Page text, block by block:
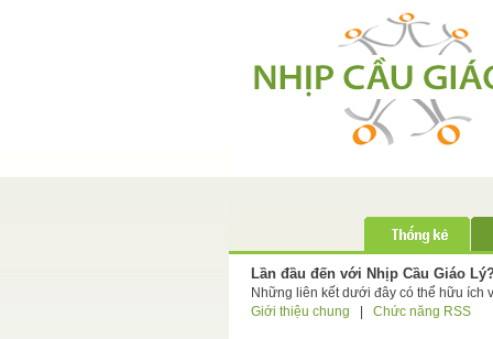
Lần đầu đến với Nhịp Cầu Giáo
Những liên kết dưới đây có thể hữu ích
Giới thiệu chung
Chức năng RSS